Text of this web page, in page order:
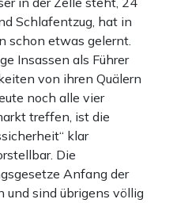
Schlafentzug, hat in
schon etwas gelernt.
Insassen als Führer
von ihren Quälern
noch alle vier
treffen, ist die
klar
Die
Anfang der
und sind übrigens völlig